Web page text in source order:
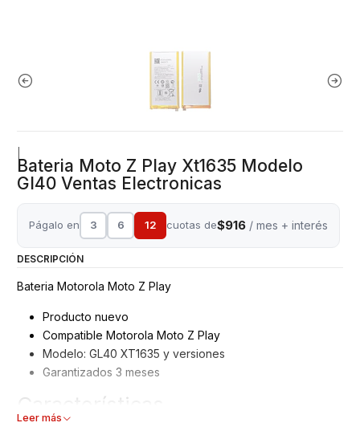
Bateria Moto Z Play Xt1635 Modelo
Gl40 Ventas Electronicas
Págalo en 3 6 12 cuotas de$916 / mes + interés
DESCRIPCIÓN
Bateria Motorola Moto Z Play
Producto nuevo
Compatible Motorola Moto Z Play
Modelo: GL40 XT1635 y versiones
Garantizados 3 meses
Características
Leer más